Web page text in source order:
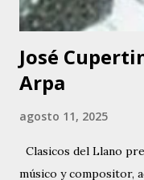
Bello y Manuel
José
Arpa
agosto 11, 2025
Clasicos del Llano
músico y compositor,